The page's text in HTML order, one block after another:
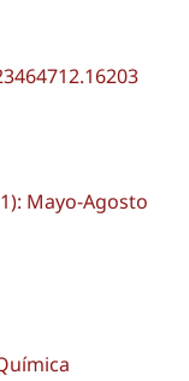
Mayo-Agosto